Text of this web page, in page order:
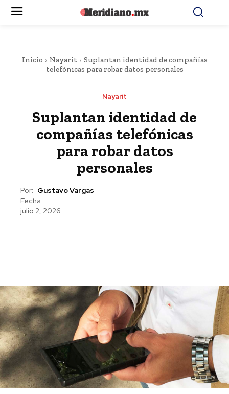
Inicio Nayarit
Suplantan identidad de compañías
telefónicas para robar datos personales
Nayarit
Suplantan identidad de
compañías telefónicas
para robar datos
personales
Por: Gustavo Vargas
Fecha:
julio 2, 2026